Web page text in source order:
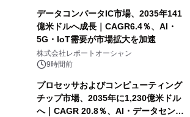
データコンバータIC市場、2035年141
億米ドルへ成長｜CAGR6.4％、AI・
5G・IoT需要が市場拡大を加速
株式会社レポートオーシャン
9時間前
プロセッサおよびコンピューティング
チップ市場、2035年に1,230億米ドル
へ｜CAGR 20.8％、AI・データセンタ